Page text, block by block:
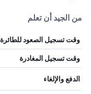
من الجيد أن تعلم
وقت تسجيل الصعود للطائرة
وقت تسجيل المغادرة
الدفع والإلغاء